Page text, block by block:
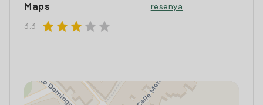
Maps
3.3 starstarstar star star
resenya